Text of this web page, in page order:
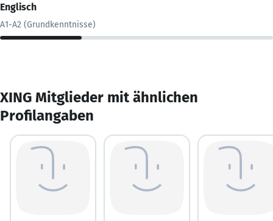
Englisch
A1-A2 (Grundkenntnisse)
XING Mitglieder mit ähnlichen
Profilangaben